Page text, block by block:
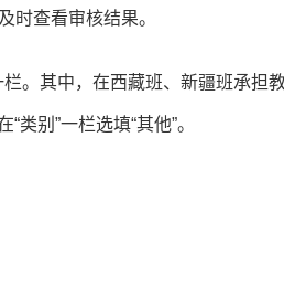
时查看审核结果。
。其中，在西藏班、新疆班承担
别”一栏选填“其他”。